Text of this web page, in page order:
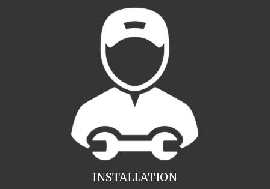
INSTALLATION